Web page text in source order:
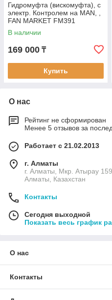
Гидромуфта (вискомуфта), с
электр. Контролем на MAN, ,
FAN MARKET FM391
В наличии
169 000 ₸
Купить
О нас
Рейтинг не сформирован
Менее 5 отзывов за
Работает с 21.02.2013
г. Алматы
г. Алматы, Мкр. Атырау
Алматы, Казахстан
Контакты
Сегодня выходной
Показать весь график
О нас
Контакты